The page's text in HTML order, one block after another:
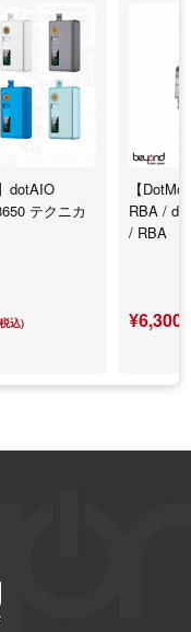
dotAIO
テクニカ
込)
【
RBA /
/ RBA
¥6,300